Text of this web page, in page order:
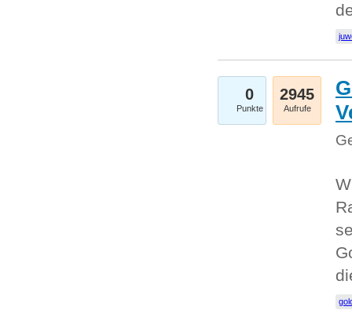
0
Punkte
2945
Aufrufe